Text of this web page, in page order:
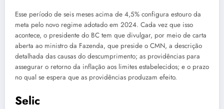
Esse período de seis meses acima de 4,5% configura estouro da
meta pelo novo regime adotado em 2024. Cada vez que isso
acontece, o presidente do BC tem que divulgar, por meio de carta
aberta ao ministro da Fazenda, que preside o CMN, a descrição
detalhada das causas do descumprimento; as providências para
assegurar o retorno da inflação aos limites estabelecidos; e o prazo
no qual se espera que as providências produzam efeito.
Selic